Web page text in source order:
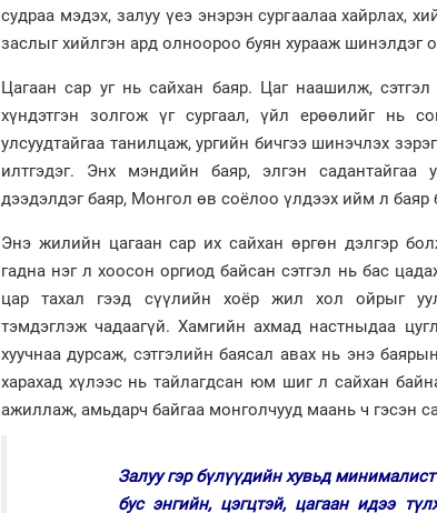
судраа мэдэх, залуу үеэ энэрэн сургаалаа хайрлах,
заслыг хийлгэн ард олноороо буян хурааж шинэлдэг
Цагаан сар уг нь сайхан баяр. Цаг наашилж,
хүндэтгэн золгож үг сургаал, үйл ерөөлийг нь
улсуудтайгаа танилцаж, ургийн бичгээ шинэчлэх
илтгэдэг. Энх мэндийн баяр, элгэн садантайгаа
дээдэлдэг баяр, Монгол өв соёлоо үлдээх ийм л баяр
Энэ жилийн цагаан сар их сайхан өргөн дэлгэр
гадна нэг л хоосон оргиод байсан сэтгэл нь бас
цар тахал гээд сүүлийн хоёр жил хол ойрыг
тэмдэглэж чадаагүй. Хамгийн ахмад настныдаа
хууч­наа дурсаж, сэтгэлийн баясал авах нь энэ
харахад хүлээс нь тай­лагд­сан юм шиг л сайхан
ажиллаж, амьдарч бай­гаа монголчууд маань ч гэсэн
Залуу гэр бүлүүдийн хувьд
бус энгийн, цэгцтэй, цагаан идээ